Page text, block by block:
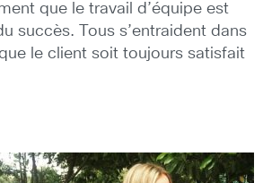
que le travail d’équipe est
succès. Tous s’entraident dans
le client soit toujours satisfait